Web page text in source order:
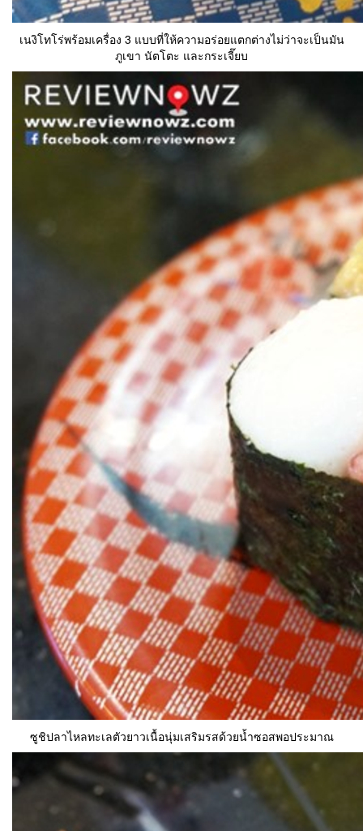
เนงิโทโร่พร้อมเครื่อง 3 แบบที่ให้ความอร่อยแตกต่างไม่ว่าจะเป็นมัน
ภูเขา นัตโตะ และกระเจี๊ยบ
ซูชิปลาไหลทะเลตัวยาวเนื้อนุ่มเสริมรสด้วยน้ำซอสพอประมาณ